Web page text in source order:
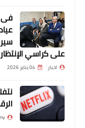
أخبار
فى
على كراسي الإنتظار
اخبار 04 يناير 2026